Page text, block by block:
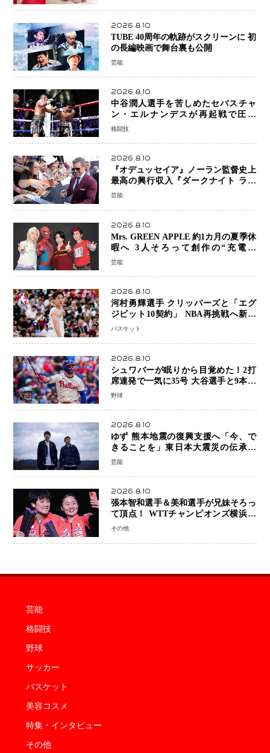
2026.8.10
TUBE 40周年の軌跡がスクリーンに 初
の長編映画で舞台裏も公開
芸能
2026.8.10
中谷潤人選手を苦しめたセバスチャ
ン・エルナンデスが再起戦で圧巻
KO 2回で相手を沈める…次戦は亀田
格闘技
2026.8.10
『オデュッセイア』ノーラン監督史上
最高の興行収入『ダークナイト ライ
ジング』超え、世界で11億ドル突破
芸能
2026.8.10
Mrs. GREEN APPLE 約1カ月の夏季休
暇へ 3人そろって創作の“充電期
間”「自分らしいインプットを」
芸能
2026.8.10
河村勇輝選手 クリッパーズと「エグ
ジビット10契約」 NBA再挑戦へ新た
な一歩、八村塁選手との共闘にも期待
バスケット
2026.8.10
シュワバーが眠りから目覚めた！2打
席連発で一気に35号 大谷選手と9本差
に 本塁打王争いで単独トップ浮上
野球
2026.8.10
ゆず 熊本地震の復興支援へ「今、で
きることを」東日本大震災の伝承歌
「幾重」ライブ音源を配信、収益を全
芸能
2026.8.10
張本智和選手＆美和選手が兄妹そろっ
て頂点！ WTTチャンピオンズ横浜で
史上初の快挙 2人で約1264万円の優
その他
芸能
格闘技
野球
サッカー
バスケット
美容コスメ
特集・インタビュー
その他